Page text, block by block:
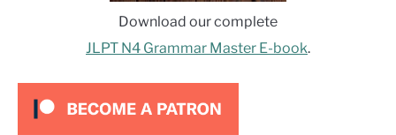
Download our complete
JLPT N4 Grammar Master E-book.